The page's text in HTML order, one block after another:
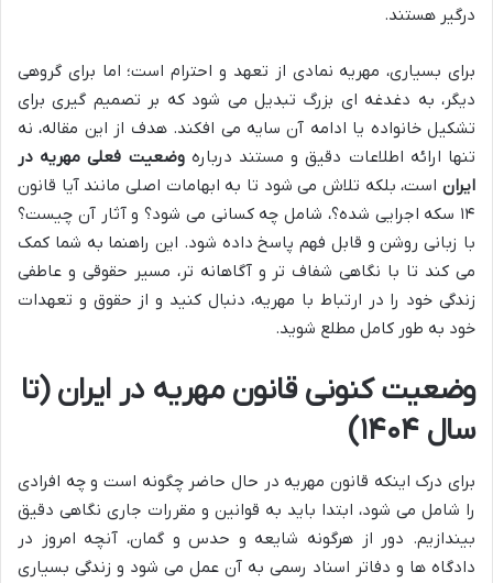
درگیر هستند.
برای بسیاری، مهریه نمادی از تعهد و احترام است؛ اما برای گروهی
دیگر، به دغدغه ای بزرگ تبدیل می شود که بر تصمیم گیری برای
تشکیل خانواده یا ادامه آن سایه می افکند. هدف از این مقاله، نه
تنها ارائه اطلاعات دقیق و مستند دربارهوضعیت فعلی مهریه در
ایران است، بلکه تلاش می شود تا به ابهامات اصلی مانند آیا قانون
۱۴ سکه اجرایی شده؟، شامل چه کسانی می شود؟ و آثار آن چیست؟
با زبانی روشن و قابل فهم پاسخ داده شود. این راهنما به شما کمک
می کند تا با نگاهی شفاف تر و آگاهانه تر، مسیر حقوقی و عاطفی
زندگی خود را در ارتباط با مهریه، دنبال کنید و از حقوق و تعهدات
خود به طور کامل مطلع شوید.
وضعیت کنونی قانون مهریه در ایران (تا
سال ۱۴۰۴)
برای درک اینکه قانون مهریه در حال حاضر چگونه است و چه افرادی
را شامل می شود، ابتدا باید به قوانین و مقررات جاری نگاهی دقیق
بیندازیم. دور از هرگونه شایعه و حدس و گمان، آنچه امروز در
دادگاه ها و دفاتر اسناد رسمی به آن عمل می شود و زندگی بسیاری